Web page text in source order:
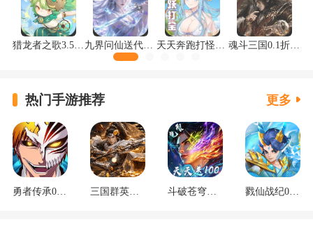
猎龙者之歌3.5折版 九界问仙送代金免充版
热门手游推荐 更多
勇者传承0.1折死神觉醒